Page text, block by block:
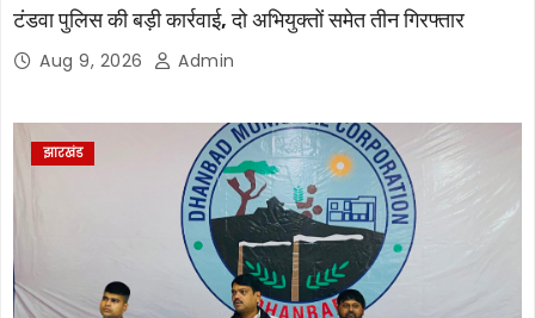
टंडवा पुलिस की बड़ी कार्रवाई, दो अभियुक्तों समेत तीन गिरफ्तार
Aug 9, 2026 Admin
झारखंड